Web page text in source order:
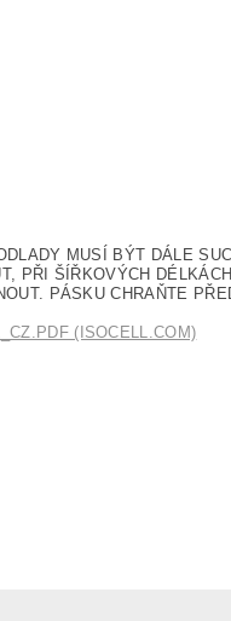
MUSÍ BÝT DÁLE
PŘI ŠÍŘKOVÝCH
PÁSKU CHRAŇTE
(ISOCELL.COM)